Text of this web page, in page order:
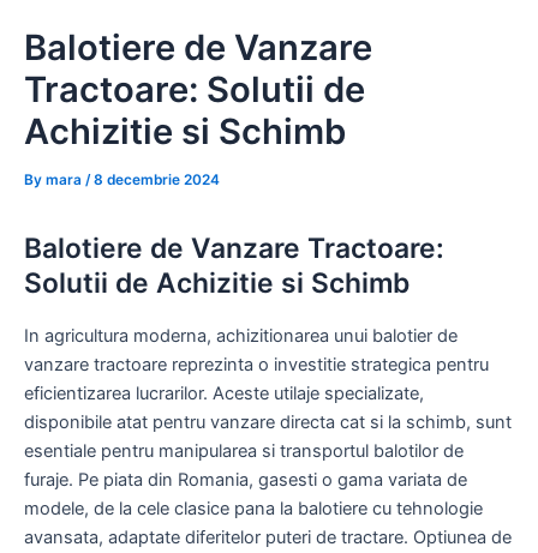
content
Balotiere de Vanzare
Tractoare: Solutii de
Achizitie si Schimb
By mara /8 decembrie 2024
Balotiere de Vanzare Tractoare:
Solutii de Achizitie si Schimb
In agricultura moderna, achizitionarea unui balotier de
vanzare tractoare reprezinta o investitie strategica pentru
eficientizarea lucrarilor. Aceste utilaje specializate,
disponibile atat pentru vanzare directa cat si la schimb, sunt
esentiale pentru manipularea si transportul balotilor de
furaje. Pe piata din Romania, gasesti o gama variata de
modele, de la cele clasice pana la balotiere cu tehnologie
avansata, adaptate diferitelor puteri de tractare. Optiunea de